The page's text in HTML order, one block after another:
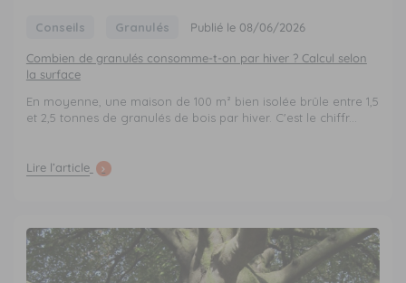
Conseils Granulés Publié le 08/06/2026
Combien de granulés consomme-t-on par hiver ? Calcul selon
la surface
En moyenne, une maison de 100 m² bien isolée brûle entre 1,5
et 2,5 tonnes de granulés de bois par hiver. C'est le chiffr...
Lire l’article